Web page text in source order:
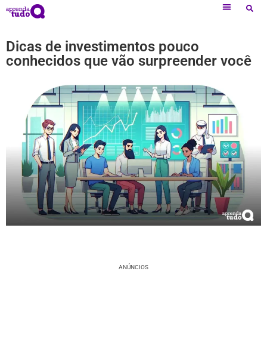
Dicas de investimentos pouco
conhecidos que vão surpreender você
ANÚNCIOS